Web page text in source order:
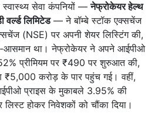
सेवा कंपनियों —नेफ्रोकेयर हेल्थ
वर्ल्ड लिमिटेड— ने बॉम्बे स्टॉक एक्सचेंज
(NSE) पर अपनी शेयर लिस्टिंग की,
आसमान था। नेफ्रोकेयर ने अपने आईपीओ
प्रीमियम पर ₹490 पर शुरुआत की,
₹5,000 करोड़ के पार पहुंच गई। वहीं,
प्राइस के मुकाबले 3.95% की
होकर निवेशकों को चौंका दिया।